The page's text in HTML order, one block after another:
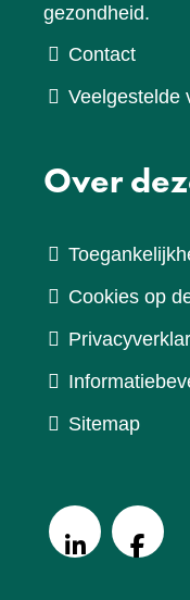
gezondheid.
Contact
Veelgestelde
Over
Cookies op
Sitemap